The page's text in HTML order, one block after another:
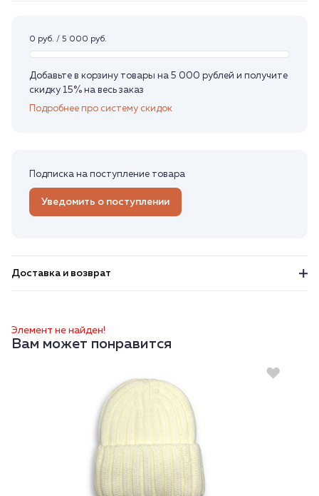
0 руб. / 5 000 руб.
Добавьте в корзину товары на 5 000 рублей и получите
скидку 15% на весь заказ
Подробнее про систему скидок
Подписка на поступление товара
Уведомить о поступлении
Доставка и возврат
Элемент не найден!
Вам может понравится